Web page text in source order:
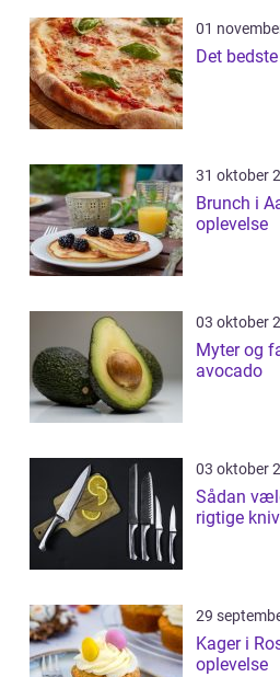
01
Det
31 oktober
Brunch i
oplevelse
03 oktober
Myter og
avocado
03 oktober
Sådan
rigtige kniv
29
Kager i
oplevelse